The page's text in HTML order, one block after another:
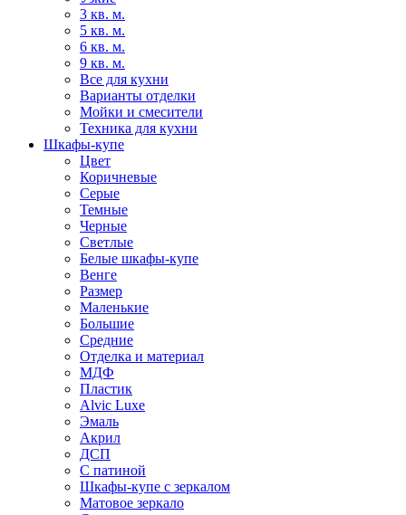
3 кв. м.
5 кв. м.
6 кв. м.
9 кв. м.
Все для кухни
Варианты отделки
Мойки и смесители
Техника для кухни
Шкафы-купе
Цвет
Коричневые
Серые
Темные
Черные
Светлые
Белые шкафы-купе
Венге
Размер
Маленькие
Большие
Средние
Отделка и материал
МДФ
Пластик
Alvic Luxe
Эмаль
Акрил
ДСП
С патиной
Шкафы-купе с зеркалом
Матовое зеркало